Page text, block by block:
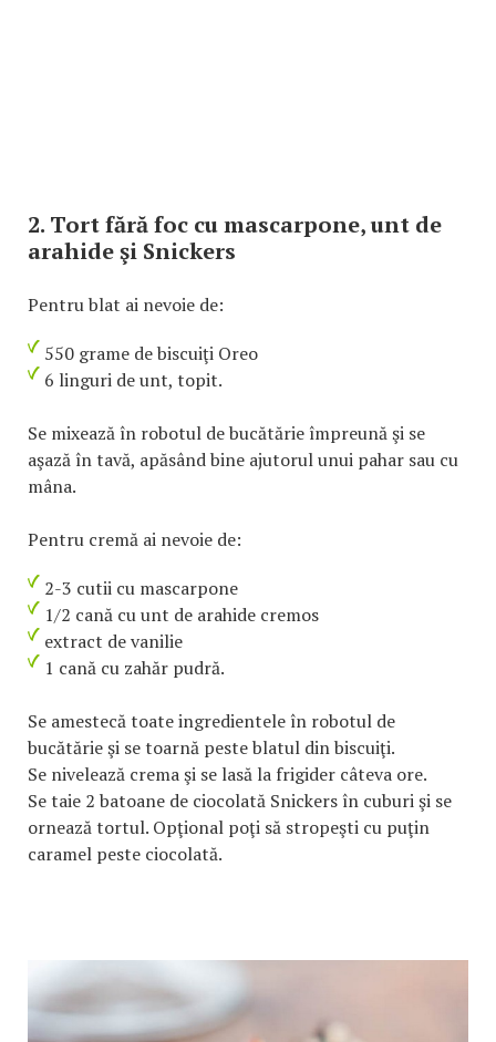
2. Tort fără foc cu mascarpone, unt de
arahide şi Snickers
Pentru blat ai nevoie de:
550 grame de biscuiţi Oreo
6 linguri de unt, topit.
Se mixează în robotul de bucătărie împreună şi se
aşază în tavă, apăsând bine ajutorul unui pahar sau cu
mâna.
Pentru cremă ai nevoie de:
2-3 cutii cu mascarpone
1/2 cană cu unt de arahide cremos
extract de vanilie
1 cană cu zahăr pudră.
Se amestecă toate ingredientele în robotul de
bucătărie şi se toarnă peste blatul din biscuiţi.
Se nivelează crema şi se lasă la frigider câteva ore.
Se taie 2 batoane de ciocolată Snickers în cuburi şi se
ornează tortul. Opţional poţi să stropeşti cu puţin
caramel peste ciocolată.